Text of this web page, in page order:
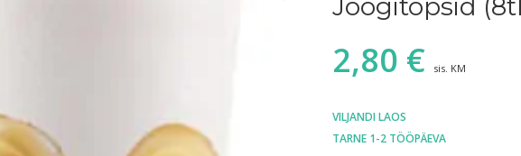
Joogitopsid
2,80 € sis. KM
VILJANDI LAOS
TARNE 1-2 TÖÖPÄEVA